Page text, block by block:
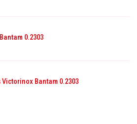
0.2303
Bantam 0.2303